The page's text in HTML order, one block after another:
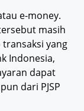
e-money.
masih
yang
Indonesia,
dapat
dari PJSP